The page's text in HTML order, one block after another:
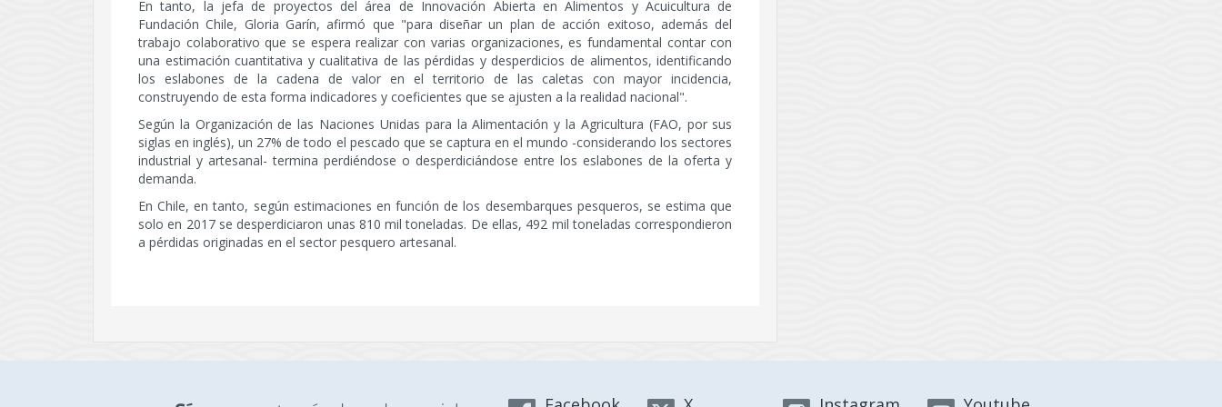
En tanto, la jefa de proyectos del área de Innovación Abierta en Alimentos y Acuicultura de
Fundación Chile, Gloria Garín, afirmó que "para diseñar un plan de acción exitoso, además del
trabajo colaborativo que se espera realizar con varias organizaciones, es fundamental contar con
una estimación cuantitativa y cualitativa de las pérdidas y desperdicios de alimentos, identificando
los eslabones de la cadena de valor en el territorio de las caletas con mayor incidencia,
construyendo de esta forma indicadores y coeficientes que se ajusten a la realidad nacional".
Según la Organización de las Naciones Unidas para la Alimentación y la Agricultura (FAO, por sus
siglas en inglés), un 27% de todo el pescado que se captura en el mundo -considerando los sectores
industrial y artesanal- termina perdiéndose o desperdiciándose entre los eslabones de la oferta y
demanda.
En Chile, en tanto, según estimaciones en función de los desembarques pesqueros, se estima que
solo en 2017 se desperdiciaron unas 810 mil toneladas. De ellas, 492 mil toneladas correspondieron
a pérdidas originadas en el sector pesquero artesanal.